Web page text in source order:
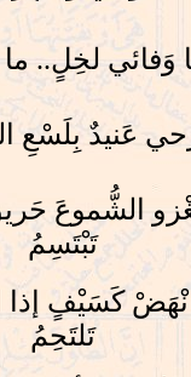
وَفائي لخِلٍ..
عَنيدٌ بِلَسْعِ
الشُّموعَ
تَبْتَسِمُ
كَسَيْفٍ إذا
تَلتَحِمُ